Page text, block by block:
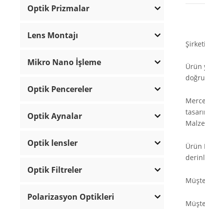
Optik Prizmalar
Lens Montajı
Mikro Nano İşleme
Optik Pencereler
Optik Aynalar
Optik lensler
Optik Filtreler
Polarizasyon Optikleri
Ürün
Ürün